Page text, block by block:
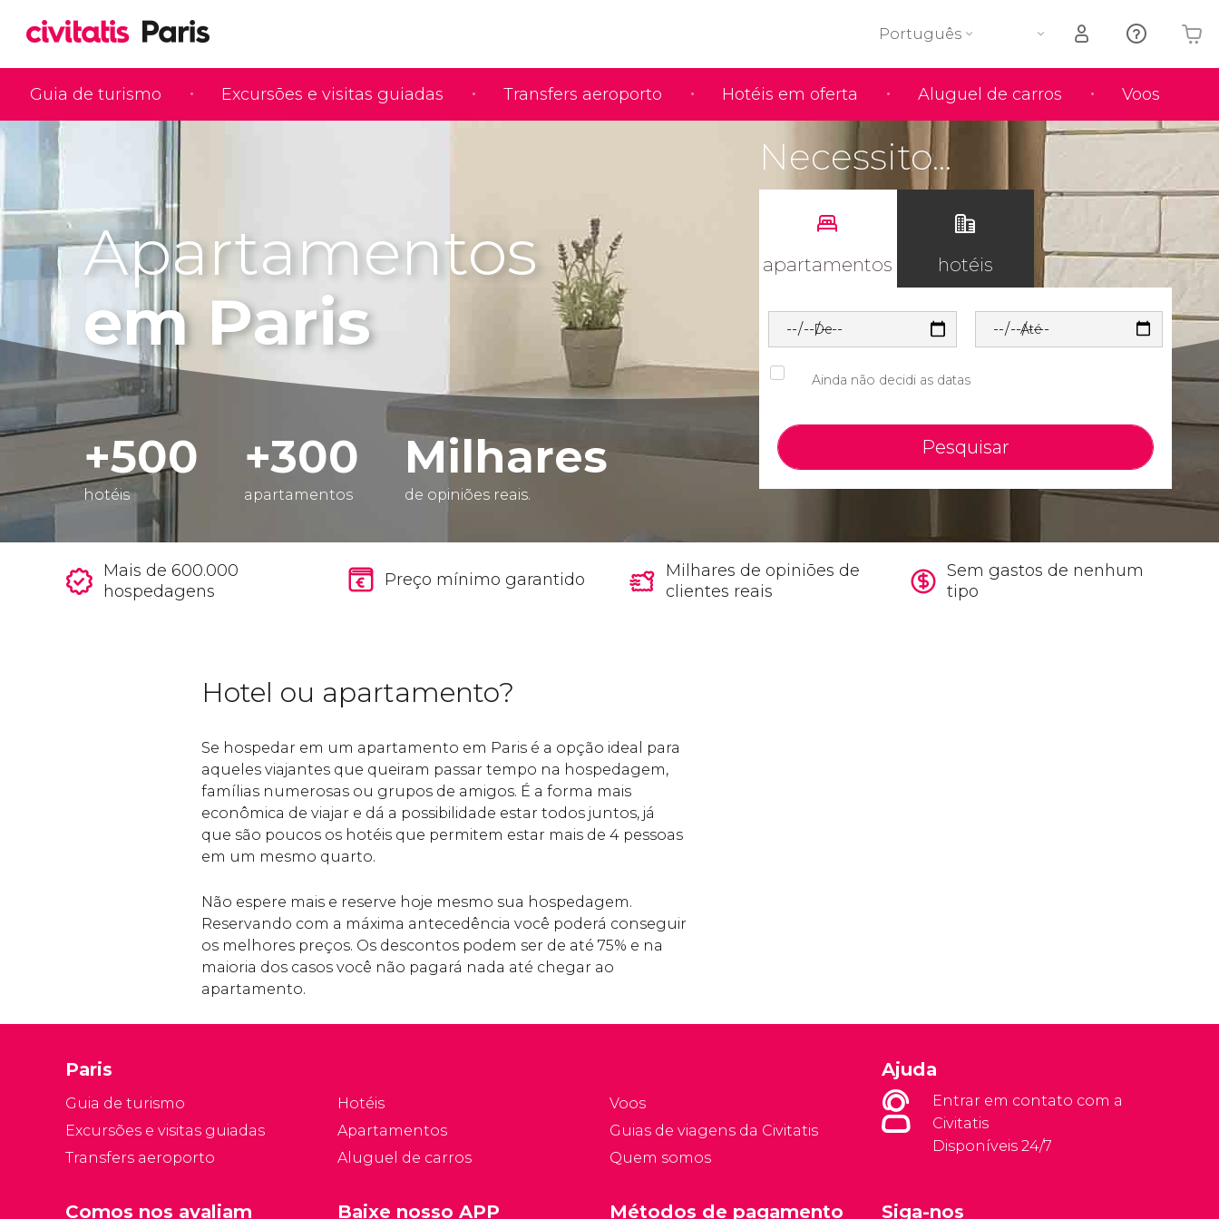
Guia de turismo Excursões e visitas guiadas Transfers aeroporto Hotéis em oferta Aluguel de carros Voos
Português
O seu carrinho está vazio
Apartamentos
em Paris
+500
hotéis
+300
apartamentos
Milhares
de opiniões reais.
Necessito...
apartamentos hotéis
De Até
Ainda não decidi as datas
Pesquisar
Mais de 600.000
hospedagens
Preço mínimo garantido
Milhares de opiniões de
clientes reais
Sem gastos de nenhum
tipo
Hotel ou apartamento?
Se hospedar em um apartamento em Paris é a opção ideal para
aqueles viajantes que queiram passar tempo na hospedagem,
famílias numerosas ou grupos de amigos. É a forma mais
econômica de viajar e dá a possibilidade estar todos juntos, já
que são poucos os hotéis que permitem estar mais de 4 pessoas
em um mesmo quarto.
Não espere mais e reserve hoje mesmo sua hospedagem.
Reservando com a máxima antecedência você poderá conseguir
os melhores preços. Os descontos podem ser de até 75% e na
maioria dos casos você não pagará nada até chegar ao
apartamento.
Paris
Guia de turismo
Excursões e visitas guiadas
Transfers aeroporto
Hotéis
Apartamentos
Aluguel de carros
Voos
Guias de viagens da Civitatis
Quem somos
Ajuda
Entrar em contato com a
Civitatis
Disponíveis 24/7
Comos nos avaliam Siga-nos
Baixe nosso APP Métodos de pagamento